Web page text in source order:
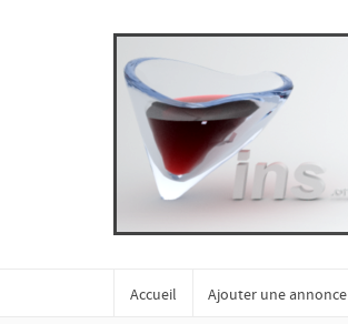
Accueil Ajouter une annonce